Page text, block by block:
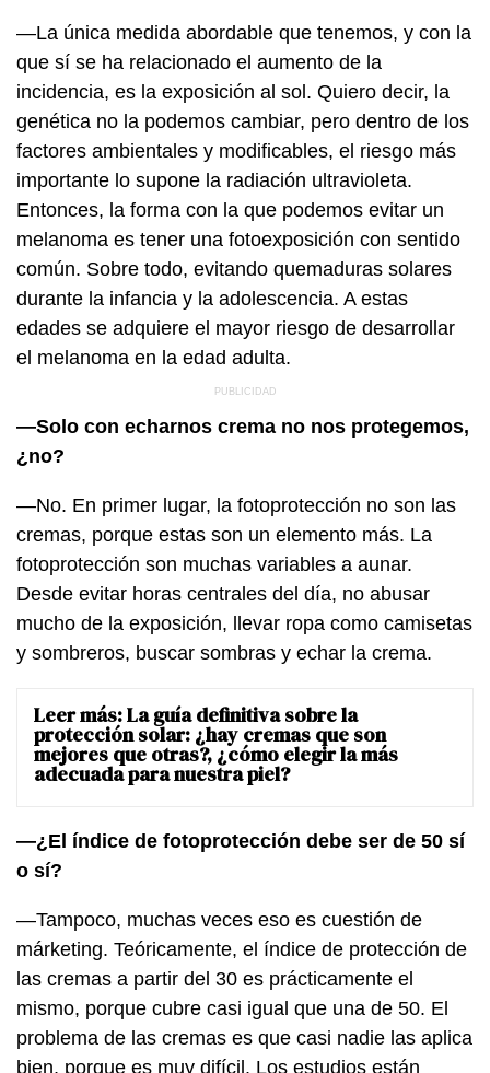
—La única medida abordable que tenemos, y con la
que sí se ha relacionado el aumento de la
incidencia, es la exposición al sol. Quiero decir, la
genética no la podemos cambiar, pero dentro de los
factores ambientales y modificables, el riesgo más
importante lo supone la radiación ultravioleta.
Entonces, la forma con la que podemos evitar un
melanoma es tener una fotoexposición con sentido
común. Sobre todo, evitando quemaduras solares
durante la infancia y la adolescencia. A estas
edades se adquiere el mayor riesgo de desarrollar
el melanoma en la edad adulta.
—Solo con echarnos crema no nos protegemos,
¿no?
—No. En primer lugar, la fotoprotección no son las
cremas, porque estas son un elemento más. La
fotoprotección son muchas variables a aunar.
Desde evitar horas centrales del día, no abusar
mucho de la exposición, llevar ropa como camisetas
y sombreros, buscar sombras y echar la crema.
Leer más:La guía definitiva sobre la
protección solar: ¿hay cremas que son
mejores que otras?, ¿cómo elegir la más
adecuada para nuestra piel?
—¿El índice de fotoprotección debe ser de 50 sí
o sí?
—Tampoco, muchas veces eso es cuestión de
márketing. Teóricamente, el índice de protección de
las cremas a partir del 30 es prácticamente el
mismo, porque cubre casi igual que una de 50. El
problema de las cremas es que casi nadie las aplica
bien, porque es muy difícil. Los estudios están